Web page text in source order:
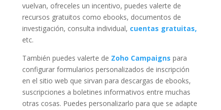
vuelvan, ofreceles un incentivo, puedes valerte de
recursos gratuitos como ebooks, documentos de
investigación, consulta individual, cuentas gratuitas,
etc.
También puedes valerte de Zoho Campaigns para
configurar formularios personalizados de inscripción
en el sitio web que sirvan para descargas de ebooks,
suscripciones a boletines informativos entre muchas
otras cosas. Puedes personalizarlo para que se adapte